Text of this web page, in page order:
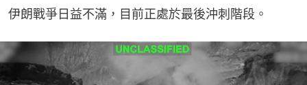
伊朗戰爭日益不滿，目前正處於最後沖刺階段。